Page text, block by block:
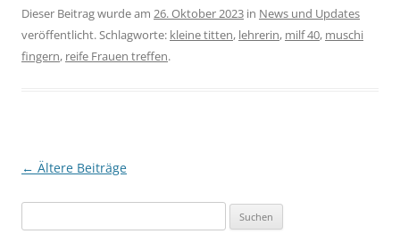
Dieser Beitrag wurde am 26. Oktober 2023 in News und Updates
veröffentlicht. Schlagworte: kleine titten, lehrerin, milf 40, muschi
fingern, reife Frauen treffen.
Beitragsnavigation
← Ältere Beiträge
nach: